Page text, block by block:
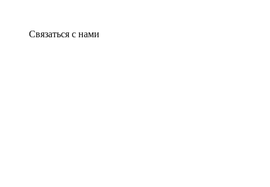
Связаться с нами